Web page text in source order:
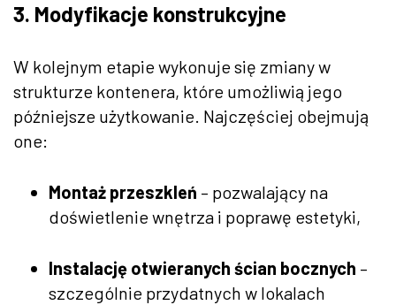
3. Modyfikacje konstrukcyjne
W kolejnym etapie wykonuje się zmiany w
strukturze kontenera, które umożliwią jego
późniejsze użytkowanie. Najczęściej obejmują
one:
Montaż przeszkleń – pozwalający na
doświetlenie wnętrza i poprawę estetyki,
Instalację otwieranych ścian bocznych –
szczególnie przydatnych w lokalach